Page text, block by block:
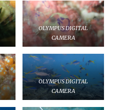
OLYMPUS DIGITAL
CAMERA
OLYMPUS DIGITAL
CAMERA